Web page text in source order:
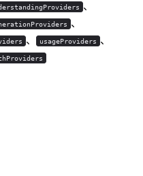
、
、
、 usageProviders 、